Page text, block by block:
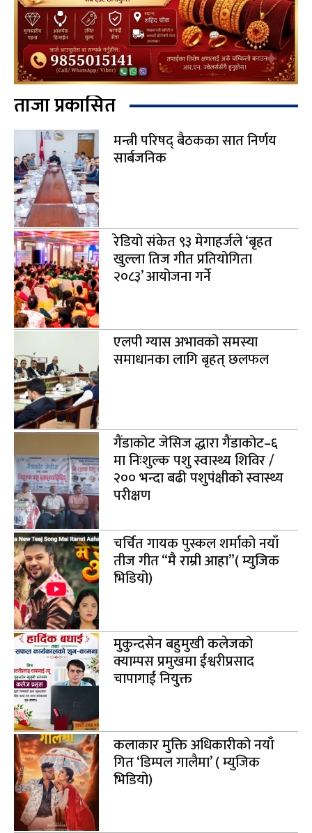
ताजा प्रकासित
मन्त्री परिषद् बैठकका सात निर्णय
सार्बजनिक
रेडियो संकेत ९३ मेगाहर्जले ‘बृहत
खुल्ला तिज गीत प्रतियोगिता
२०८३’ आयोजना गर्ने
एलपी ग्यास अभावको समस्या
समाधानका लागि बृहत् छलफल
गैंडाकोट जेसिज द्धारा गैंडाकोट–६
मा निःशुल्क पशु स्वास्थ्य शिविर /
२०० भन्दा बढी पशुपंक्षीको स्वास्थ्य
परीक्षण
चर्चित गायक पुस्कल शर्माको नयाँ
तीज गीत “मै राम्री आहा”( म्युजिक
भिडियो)
मुकुन्दसेन बहुमुखी कलेजको
क्याम्पस प्रमुखमा ईश्वरीप्रसाद
चापागाईं नियुक्त
कलाकार मुक्ति अधिकारीको नयाँ
गित ‘डिम्पल गालैमा’ ( म्युजिक
भिडियो)